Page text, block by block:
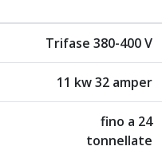
Trifase 380-400 V
11 kw 32 amper
fino a 24
tonnellate